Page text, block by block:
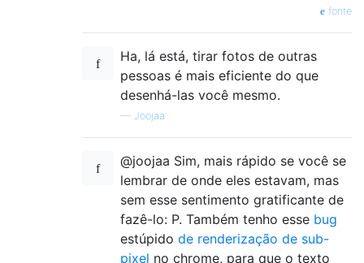
fonte
Ha, lá está, tirar fotos de outras
pessoas é mais eficiente do que
desenhá-las você mesmo.
— Joojaa
@joojaa Sim, mais rápido se você se
lembrar de onde eles estavam, mas
sem esse sentimento gratificante de
fazê-lo: P. Também tenho esse bug
estúpido de renderização de sub-
pixel no chrome, para que o texto